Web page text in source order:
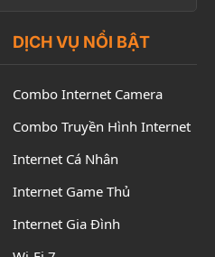
DỊCH VỤ NỔI BẬT
Combo Internet Camera
Combo Truyền Hình Internet
Internet Cá Nhân
Internet Game Thủ
Internet Gia Đình